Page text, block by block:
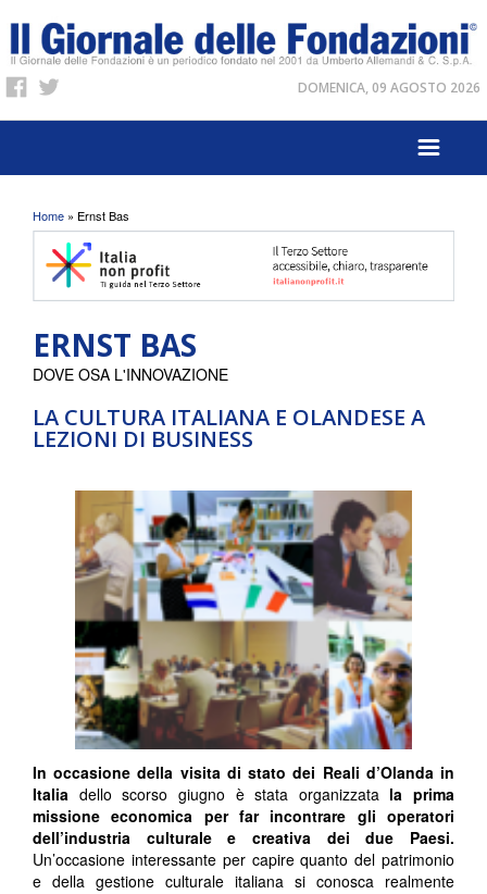
DOMENICA, 09 AGOSTO 2026
Tu sei qui
Home » Ernst Bas
ERNST BAS
LA CULTURA ITALIANA E OLANDESE A
LEZIONI DI BUSINESS
DOVE OSA L'INNOVAZIONE
In occasione della visita di stato dei Reali d’Olanda in
Italia dello scorso giugno è stata organizzata la prima
missione economica per far incontrare gli operatori
dell’industria culturale e creativa dei due Paesi.
Un’occasione interessante per capire quanto del patrimonio
e della gestione culturale italiana si conosca realmente